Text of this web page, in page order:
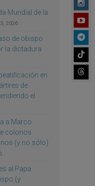
Mundial de la
2026
de obispo
la dictadura
en
de
el
a Marco
colonos
(y no sólo)
al Papa
(y